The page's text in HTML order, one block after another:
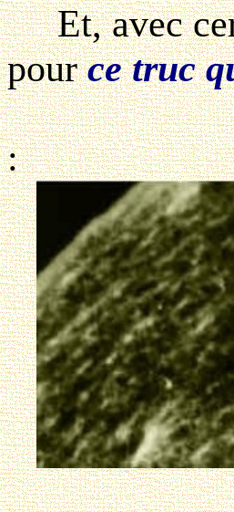
Et, avec
pource truc
: